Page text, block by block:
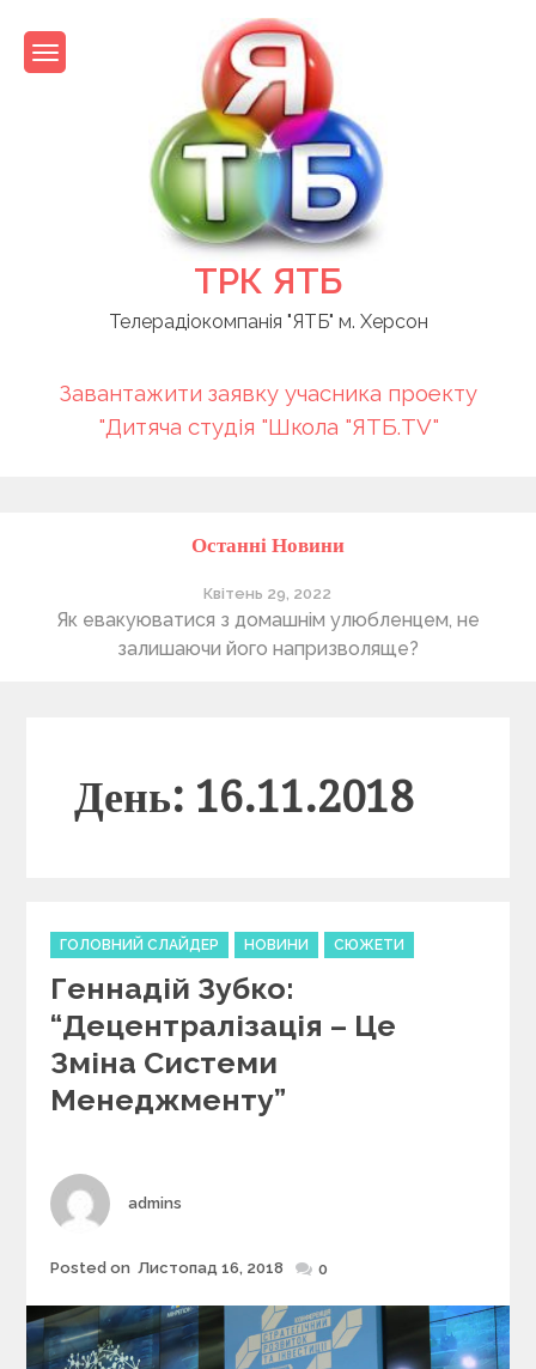
content
ТРК ЯТБ
Телерадіокомпанія "ЯТБ" м. Херсон
Завантажити заявку учасника проекту
"Дитяча студія "Школа "ЯТБ.TV"
Останні Новини
Квітень 29, 2022
Як евакуюватися з домашнім улюбленцем, не
залишаючи його напризволяще?
День: 16.11.2018
C
a
e
o
r
i
ГОЛОВНИЙ СЛАЙДЕР НОВИНИ СЮЖЕТИ
Геннадій Зубко:
“Децентралізація – Це
Зміна Системи
Менеджменту”
Author
admins
Posted
Posted on Листопад 16, 2018 0